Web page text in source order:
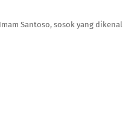
Santoso, sosok yang dikenal